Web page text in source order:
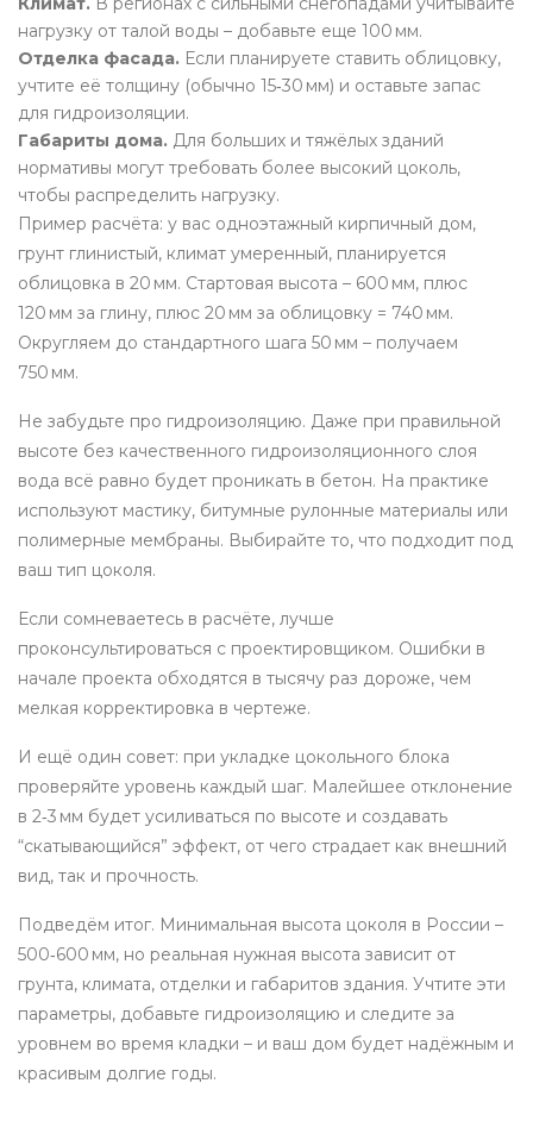
нагрузку от талой воды – добавьте еще 100 мм.
Отделка фасада. Если планируете ставить облицовку,
учтите её толщину (обычно 15‑30 мм) и оставьте запас
для гидроизоляции.
Габариты дома. Для больших и тяжёлых зданий
нормативы могут требовать более высокий цоколь,
чтобы распределить нагрузку.
Пример расчёта: у вас одноэтажный кирпичный дом,
грунт глинистый, климат умеренный, планируется
облицовка в 20 мм. Стартовая высота – 600 мм, плюс
120 мм за глину, плюс 20 мм за облицовку = 740 мм.
Округляем до стандартного шага 50 мм – получаем
750 мм.
Не забудьте про гидроизоляцию. Даже при правильной
высоте без качественного гидроизоляционного слоя
вода всё равно будет проникать в бетон. На практике
используют мастику, битумные рулонные материалы или
полимерные мембраны. Выбирайте то, что подходит под
ваш тип цоколя.
Если сомневаетесь в расчёте, лучше
проконсультироваться с проектировщиком. Ошибки в
начале проекта обходятся в тысячу раз дороже, чем
мелкая корректировка в чертеже.
И ещё один совет: при укладке цокольного блока
проверяйте уровень каждый шаг. Малейшее отклонение
в 2‑3 мм будет усиливаться по высоте и создавать
“скатывающийся” эффект, от чего страдает как внешний
вид, так и прочность.
Подведём итог. Минимальная высота цоколя в России –
500‑600 мм, но реальная нужная высота зависит от
грунта, климата, отделки и габаритов здания. Учтите эти
параметры, добавьте гидроизоляцию и следите за
уровнем во время кладки – и ваш дом будет надёжным и
красивым долгие годы.